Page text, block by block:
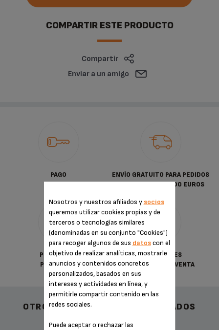
COMPARTIR ESTE PRODUCTO
Compartir
Enviar a un amigo
PAGO
ENVÍO GRATUITO PARA PEDIDOS
SUPERIORES A 30.00 EUROS
POLÍTICA DE
PRIVACIDAD
CONDICIONES
GENERALES DE VENTA
OTROS ACCESORIOS RECOMENDADOS
Nosotros y nuestros afiliados y socios
queremos utilizar cookies propias y de
terceros o tecnologías similares
(denominadas en su conjunto "Cookies")
para recoger algunos de sus datoscon el
objetivo de realizar analíticas, mostrarle
anuncios y contenidos concretos
personalizados, basados en sus
intereses y actividades en línea, y
permitirle compartir contenido en las
redes sociales.
Puede aceptar o rechazar las